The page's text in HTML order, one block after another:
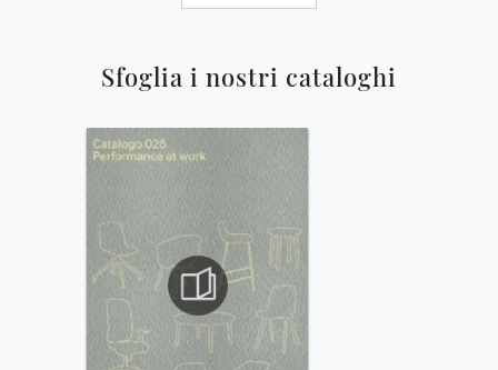
Sfoglia i nostri cataloghi